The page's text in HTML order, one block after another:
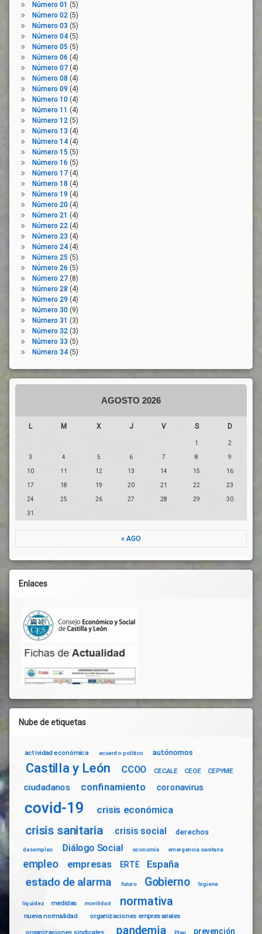
Protección
Social
Reconstrucción
Servicios
Publicos
Sostenibilidad
Tejido
Empresarial
UGT
Número 01 (5)
Número 02(5)
Número 03 (5)
Número 04(5)
Número 05 (5)
Número 06 (4)
Número 07(4)
Número 08 (4)
Número 09 (4)
Número 10(4)
Número 11 (4)
Número 12(5)
Número 13 (4)
Número 14(4)
Número 15 (5)
Número 16 (5)
Número 17(4)
Número 18 (4)
Número 19 (4)
Número 20(4)
Número 21 (4)
Número 22(4)
Número 23 (4)
Número 24(4)
Número 25 (5)
Número 26 (5)
Número 27(8)
Número 28 (4)
Número 29 (4)
Número 30(9)
Número 31 (3)
Número 32(3)
Número 33 (5)
Número 34(5)
AGOSTO 2026
L M X J V S D
1 2
3 4 5 6 7 8 9
10 11 12 13 14 15 16
17 18 19 20 21 22 23
24 25 26 27 28 29 30
31
« AGO
Enlaces
Nube de etiquetas
actividad económica acuerdo político autónomos
Castilla y León CCOO CECALE CEOE CEPYME
ciudadanos confinamiento coronavirus
covid-19 crisis económica
crisis sanitaria crisis social derechos
desempleo Diálogo Social economía emergencia sanitaria
empleo empresas ERTE España
estado de alarma futuro Gobierno higiene
liquidez medidas movilidad normativa
nueva normalidad organizaciones empresariales
organizaciones sindicales pandemia Plan prevención